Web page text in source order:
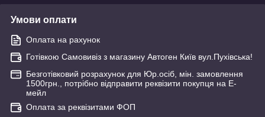
Умови оплати
Оплата на рахунок
Готівкою Самовивіз з магазину Автоген Київ вул.Пухівська!
Безготівковий розрахунок для Юр.осіб, мін. замовлення
1500грн., потрібно відправити реквізити покупця на Е-
мейл
Оплата за реквізитами ФОП